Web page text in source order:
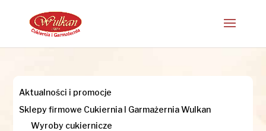
Aktualności i promocje
Sklepy firmowe Cukiernia I Garmażernia Wulkan
Wyroby cukiernicze